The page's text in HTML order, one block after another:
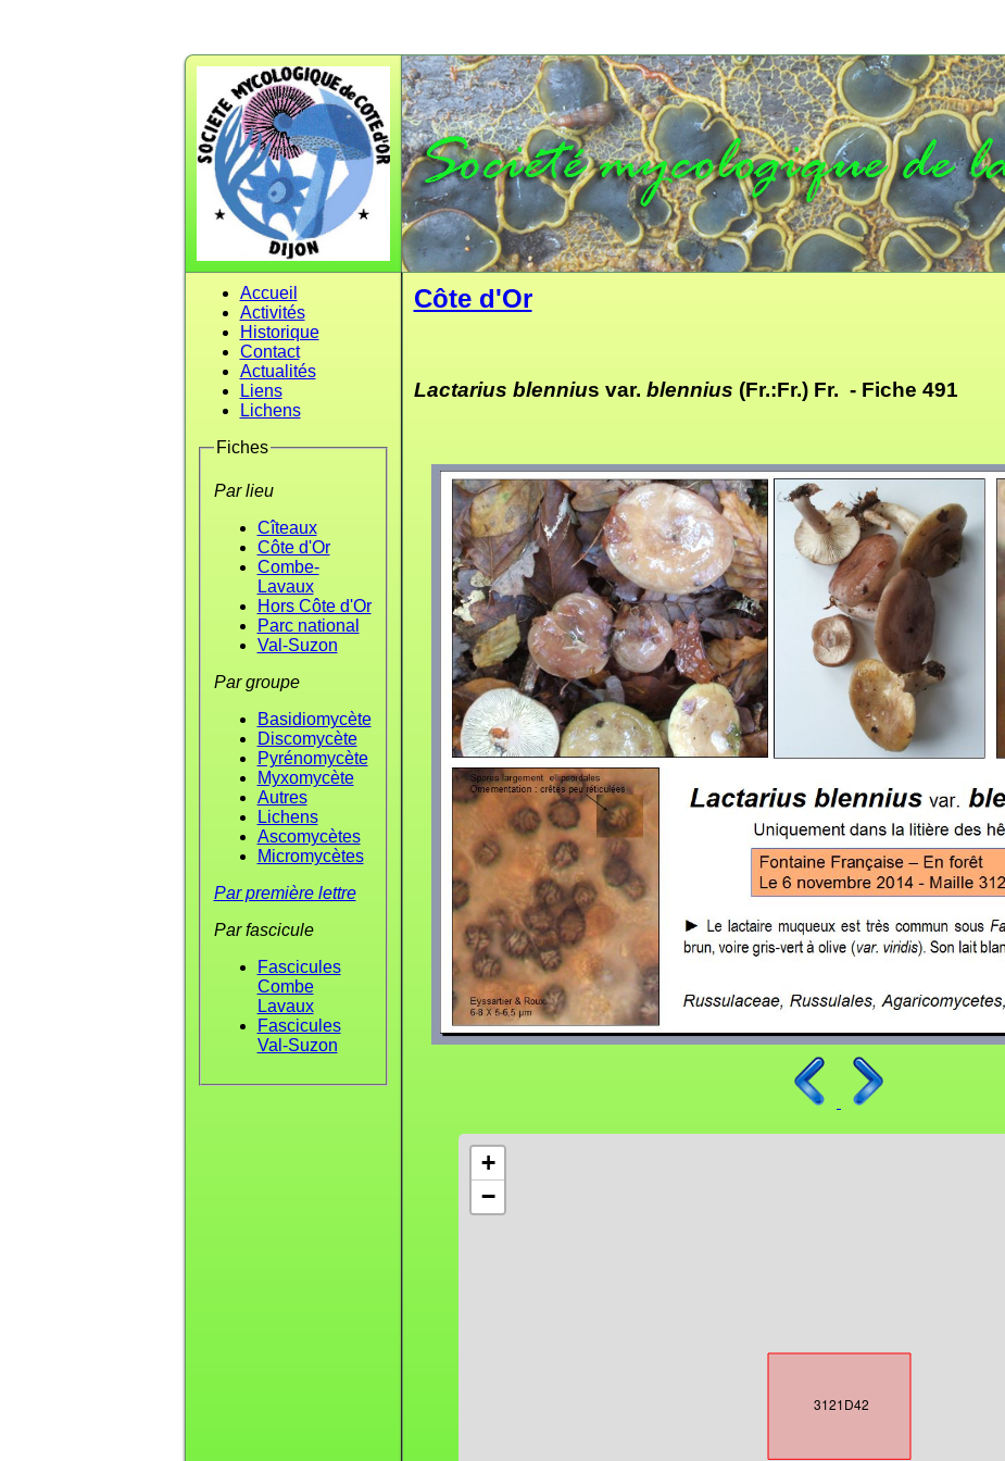
Accueil
Activités
Historique
Contact
Actualités
Liens
Lichens
Fiches
Par lieu
Cîteaux
Côte d'Or
Combe-
Lavaux
Hors Côte d'Or
Parc national
Val-Suzon
Par groupe
Basidiomycète
Discomycète
Pyrénomycète
Myxomycète
Autres
Lichens
Ascomycètes
Micromycètes
Par première lettre
Par fascicule
Fascicules
Combe
Lavaux
Fascicules
Val-Suzon
Côte d'Or
Lactarius blennius var. blennius (Fr.:Fr.) Fr. - Fiche 491
3121D42
+
−